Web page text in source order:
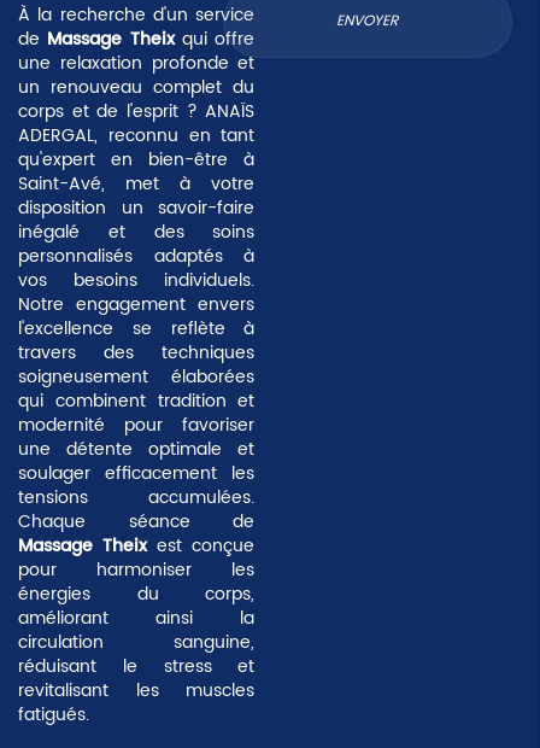
À la recherche d'un service
de Massage Theixqui offre
une relaxation profonde et
un renouveau complet du
corps et de l'esprit ? ANAÏS
ADERGAL, reconnu en tant
qu'expert en bien-être à
Saint-Avé, met à votre
disposition un savoir-faire
inégalé et des soins
personnalisés adaptés à
vos besoins individuels.
Notre engagement envers
l'excellence se reflète à
travers des techniques
soigneusement élaborées
qui combinent tradition et
modernité pour favoriser
une détente optimale et
soulager efficacement les
tensions accumulées.
Chaque séance de
Massage Theixest conçue
pour harmoniser les
énergies du corps,
améliorant ainsi la
circulation sanguine,
réduisant le stress et
revitalisant les muscles
fatigués.